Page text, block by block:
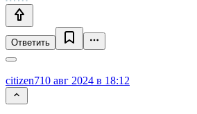
Ответить
citizen710 авг 2024 в 18:12